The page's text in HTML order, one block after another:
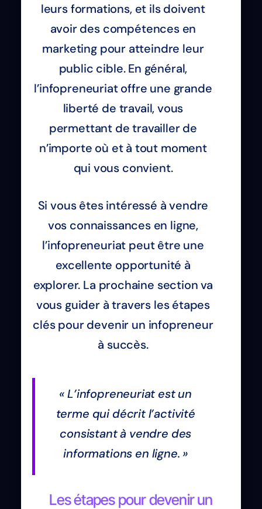
leurs formations, et ils doivent
avoir des compétences en
marketing pour atteindre leur
public cible. En général,
l’infopreneuriat offre une grande
liberté de travail, vous
permettant de travailler de
n’importe où et à tout moment
qui vous convient.
Si vous êtes intéressé à vendre
vos connaissances en ligne,
l’infopreneuriat peut être une
excellente opportunité à
explorer. La prochaine section va
vous guider à travers les étapes
clés pour devenir un infopreneur
à succès.
« L’infopreneuriat est un
terme qui décrit l’activité
consistant à vendre des
informations en ligne. »
Les étapes pour devenir un